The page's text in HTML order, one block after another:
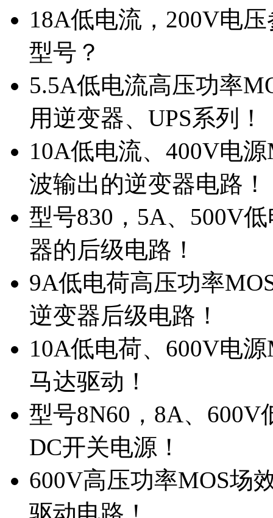
18A低电流，200V电
型号？
5.5A低电流高压功率
用逆变器、UPS系列！
10A低电流、400V电
波输出的逆变器电路！
型号830，5A、500V
器的后级电路！
9A低电荷高压功率
逆变器后级电路！
10A低电荷、600V电
马达驱动！
型号8N60，8A、
DC开关电源！
600V高压功率MOS场